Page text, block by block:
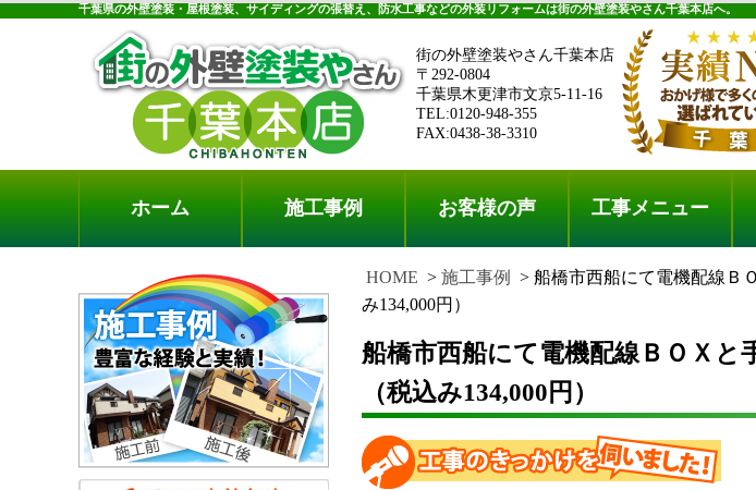
千葉県の外壁塗装・屋根塗装、サイディングの張替え、防水工事などの外装リフォームは街の外壁塗装やさん千葉本店へ。
街の外壁塗装やさん千葉本店
〒292-0804
千葉県木更津市文京5-11-16
TEL:0120-948-355
FAX:0438-38-3310
料金プラ
ホーム 施工事例 お客様の声 工事メニュー
HOME 施工事例
船橋市西船にて電機配線Ｂ
み134,000円）
船橋市西船にて電機配線ＢＯＸと
（税込み134,000円）